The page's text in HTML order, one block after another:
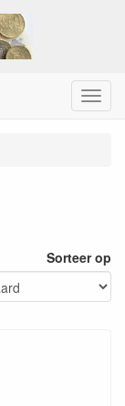
Menu
Sorteer op